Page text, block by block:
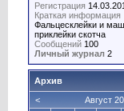
Регистрация
Краткая информация
Фальцесклейки и
приклейки скотча
Сообщений 100
Личный журнал 2
Архив
<
Август